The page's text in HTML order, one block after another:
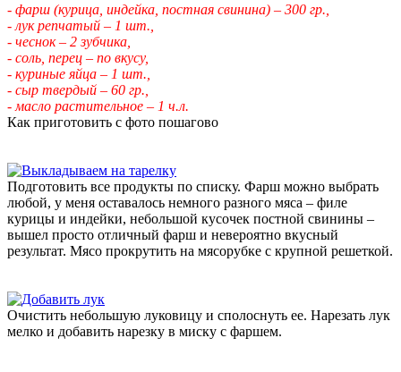
- фарш (курица, индейка, постная свинина) – 300 гр.,
- лук репчатый – 1 шт.,
- чеснок – 2 зубчика,
- соль, перец – по вкусу,
- куриные яйца – 1 шт.,
- сыр твердый – 60 гр.,
- масло растительное – 1 ч.л.
Как приготовить с фото пошагово
Подготовить все продукты по списку. Фарш можно выбрать
любой, у меня оставалось немного разного мяса – филе
курицы и индейки, небольшой кусочек постной свинины –
вышел просто отличный фарш и невероятно вкусный
результат. Мясо прокрутить на мясорубке с крупной решеткой.
Очистить небольшую луковицу и сполоснуть ее. Нарезать лук
мелко и добавить нарезку в миску с фаршем.